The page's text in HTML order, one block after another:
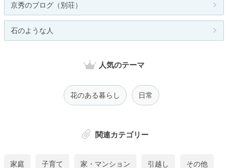
京秀のブログ（別荘）
石のような人
人気のテーマ
花のある暮らし 日常
関連カテゴリー
家庭 子育て 家・マンション 引越し その他